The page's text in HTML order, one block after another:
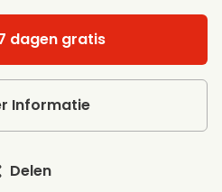
dagen gratis
Informatie
Delen